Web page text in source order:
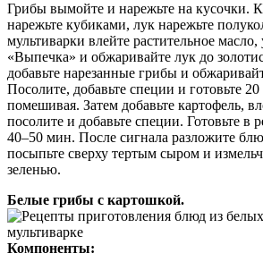
Грибы вымойте и нарежьте на кусочки.
нарежьте кубиками, лук нарежьте
мультиварки влейте растительное
«Выпечка» и обжаривайте лук до
добавьте нарезанные грибы и
Посолите, добавьте специи и готовьте
помешивая. Затем добавьте картофель,
посолите и добавьте специи. Готовьте в
40–50 мин. После сигнала разложите
посыпьте сверху тертым сыром и
зеленью.
Белые грибы с картошкой.
Компоненты: